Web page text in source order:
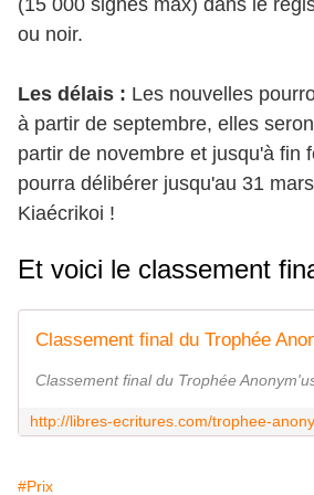
(15 000 signes max) dans le
ou noir.
Les délais : Les nouvelles
à partir de septembre, elles
partir de novembre et jusqu'à fin
pourra délibérer jusqu'au 31
Kiaécrikoi !
Et voici le classement
Classement final du Trophée
#Prix